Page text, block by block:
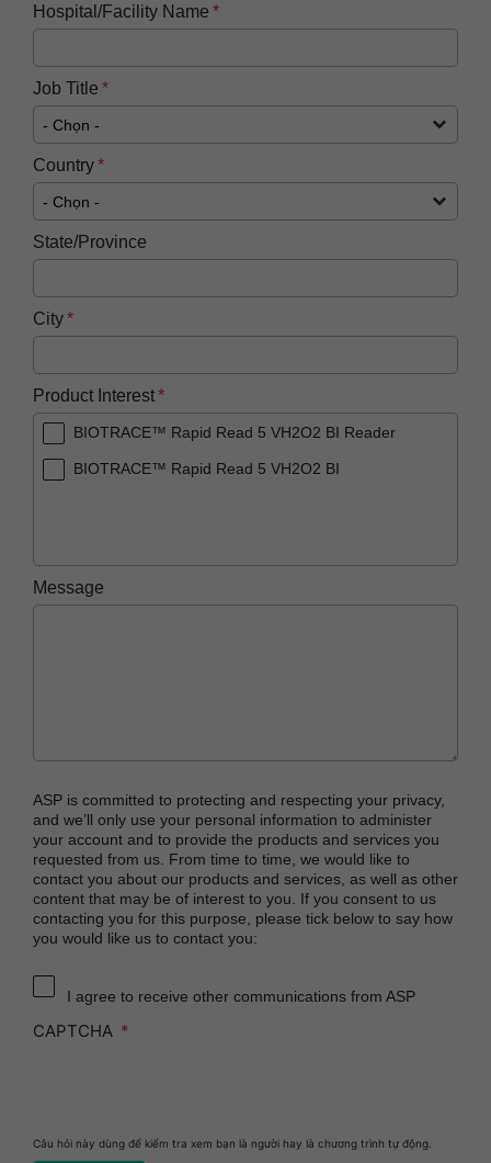
Hospital/Facility Name
Job Title
Country
State/Province
City
Product Interest
BIOTRACE™ Rapid Read 5 VH2O2 BI Reader
BIOTRACE™ Rapid Read 5 VH2O2 BI
Message
ASP is committed to protecting and respecting your privacy,
and we’ll only use your personal information to administer
your account and to provide the products and services you
requested from us. From time to time, we would like to
contact you about our products and services, as well as other
content that may be of interest to you. If you consent to us
contacting you for this purpose, please tick below to say how
you would like us to contact you:
I agree to receive other communications from ASP
CAPTCHA
Câu hỏi này dùng để kiểm tra xem bạn là người hay là chương trình tự động.